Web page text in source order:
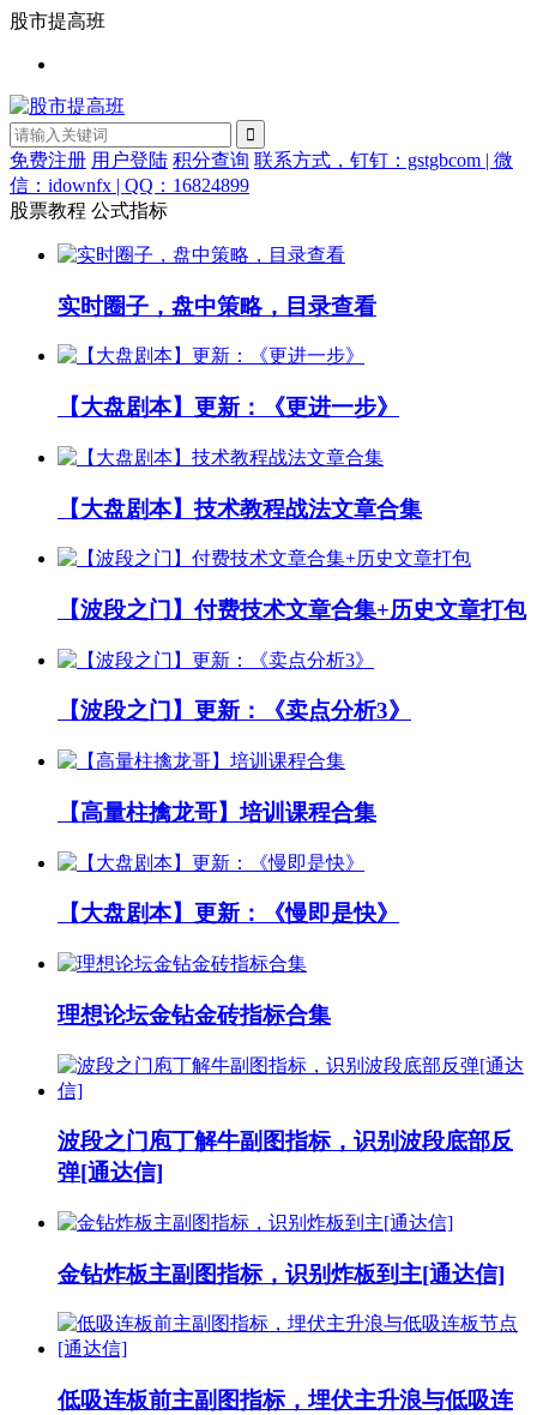
股市提高班
免费注册 用户登陆 积分查询 联系方式，钉钉：gstgbcom | 微
信：idownfx | QQ：16824899
股票教程 公式指标
实时圈子，盘中策略，目录查看
【大盘剧本】更新：《更进一步》
【大盘剧本】技术教程战法文章合集
【波段之门】付费技术文章合集+历史文章打包
【波段之门】更新：《卖点分析3》
【高量柱擒龙哥】培训课程合集
【大盘剧本】更新：《慢即是快》
理想论坛金钻金砖指标合集
波段之门庖丁解牛副图指标，识别波段底部反
弹[通达信]
金钻炸板主副图指标，识别炸板到主[通达信]
低吸连板前主副图指标，埋伏主升浪与低吸连